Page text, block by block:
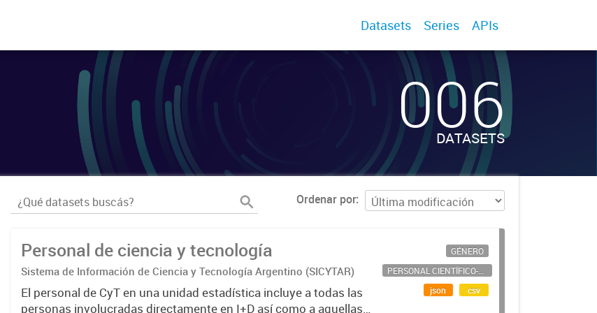
Datasets Series APIs
006
DATASETS
Ordenar por
Personal de ciencia y tecnología
Sistema de Información de Ciencia y Tecnología Argentino (SICYTAR)
El personal de CyT en una unidad estadística incluye a todas las
personas involucradas directamente en I+D así como a aquellas
GÉNERO
PERSONAL CIENTÍFICO-TECNOLÓGICO
json
csv